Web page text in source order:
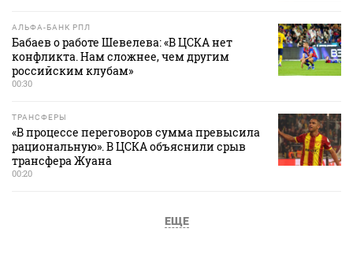
АЛЬФА-БАНК РПЛ
Бабаев о работе Шевелева: «В ЦСКА нет
конфликта. Нам сложнее, чем другим
российским клубам»
00:30
ТРАНСФЕРЫ
«В процессе переговоров сумма превысила
рациональную». В ЦСКА объяснили срыв
трансфера Жуана
00:20
ЕЩЕ